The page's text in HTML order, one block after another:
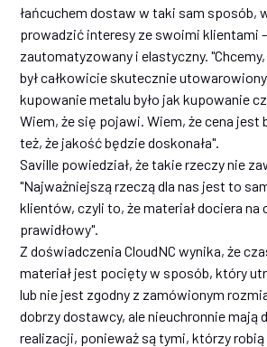
łańcuchem dostaw w taki sam sposób,
prowadzić interesy ze swoimi klientami
zautomatyzowany i elastyczny.
był całkowicie skutecznie
kupowanie metalu było jak kupowanie
Wiem, że się pojawi. Wiem, że cena jest
też, że jakość będzie doskonała".
Saville powiedział, że takie rzeczy nie
"Najważniejszą rzeczą dla nas jest to
klientów, czyli to, że materiał dociera na
prawidłowy".
Z doświadczenia CloudNC wynika, że
materiał jest pocięty w sposób, który
lub nie jest zgodny z zamówionym
dobrzy dostawcy, ale nieuchronnie mają
realizacji, ponieważ są tymi, którzy